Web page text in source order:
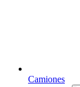
Camiones